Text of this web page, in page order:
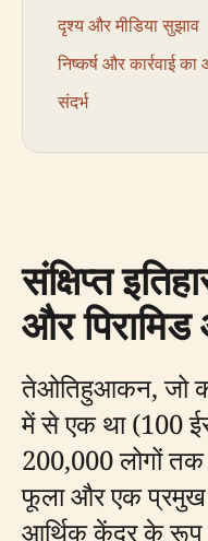
दृश्य और मीडिया सुझाव
निष्कर्ष और कार्रवाई का
संदर्भ
संक्षिप्त
और
तेओतिहुआकन, जो
में से एक था (100
200,000 लोगों
फूला और एक प्रमुख
आर्थिक केंद्र के रूप